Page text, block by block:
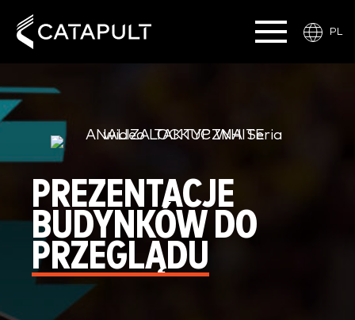
PL
PREZENTACJE
BUDYNKÓW DO
PRZEGLĄDU